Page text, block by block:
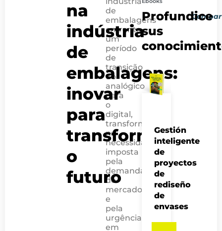
na
indústria
de
embalagens:
inovar
para
transformar
o
futuro
de
embalagens
enfrenta
um
período
de
transição
do
analógico
para
o
digital,
transformada
na
necessidade
imposta
pela
demanda
de
mercado
e
pela
urgência
em
Profundice
sus
Gestión
inteligente
de
proyectos
de
rediseño
de
envases
Confiança e